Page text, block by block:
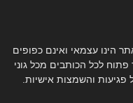
הינו עצמאי ואינם כפופים
לכל הכותבים מכל גוני
פגיעות והשמצות אישיות.